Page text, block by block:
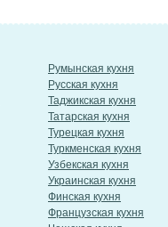
Румынская кухня
Русская кухня
Таджикская кухня
Татарская кухня
Турецкая кухня
Туркменская кухня
Узбекская кухня
Украинская кухня
Финская кухня
Французская кухня